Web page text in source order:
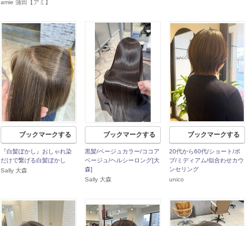
amie 蒲田【アミ】
ブックマークする
『白髪ぼかし』おしゃれ染
だけで繋げる白髪ぼかし
Sally 大森
ブックマークする
黒髪/ベージュカラー/ココア
ベージュ/ヘルシーロング[大
森]
Sally 大森
ブックマークする
20代から60代/ショート/ボ
ブ/ミディアム/似合わせカウ
ンセリング
unico